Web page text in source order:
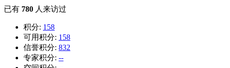
已有 780 人来访过
积分: 158
可用积分: 158
信誉积分: 832
专家积分: --